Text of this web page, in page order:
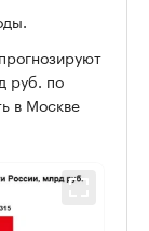
руб. по
в Москве